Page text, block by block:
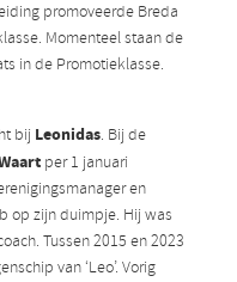
promoveerde Breda
Momenteel staan de
in de Promotieklasse.
bij Leonidas. Bij de
per 1 januari
en
op zijn duimpje. Hij was
Tussen 2015 en 2023
van ‘Leo’. Vorig